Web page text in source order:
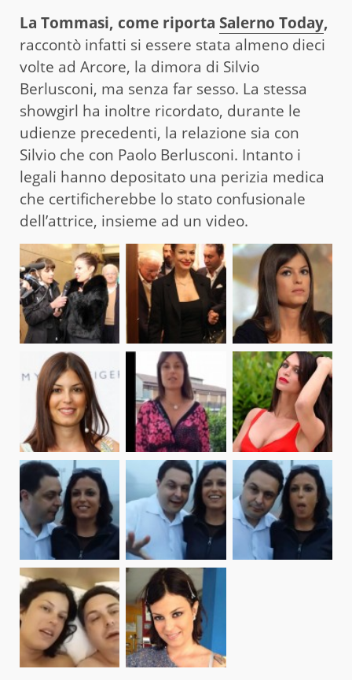
La Tommasi, come riporta Salerno Today,
raccontò infatti si essere stata almeno dieci
volte ad Arcore, la dimora di Silvio
Berlusconi, ma senza far sesso. La stessa
showgirl ha inoltre ricordato, durante le
udienze precedenti, la relazione sia con
Silvio che con Paolo Berlusconi. Intanto i
legali hanno depositato una perizia medica
che certificherebbe lo stato confusionale
dell’attrice, insieme ad un video.